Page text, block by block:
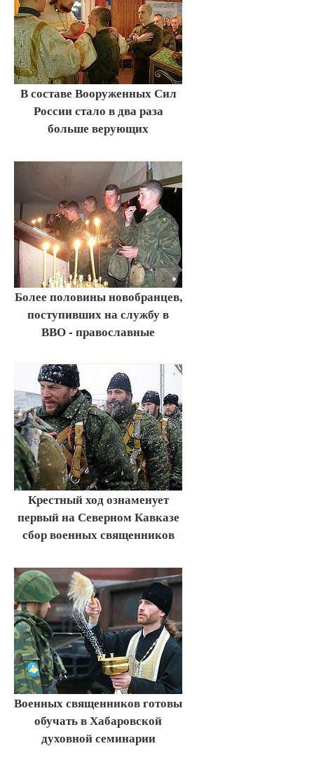
В составе Вооруженных Сил
России стало в два раза
больше верующих
Более половины новобранцев,
поступивших на службу в
ВВО - православные
Крестный ход ознаменует
первый на Северном Кавказе
сбор военных священников
Военных священников готовы
обучать в Хабаровской
духовной семинарии